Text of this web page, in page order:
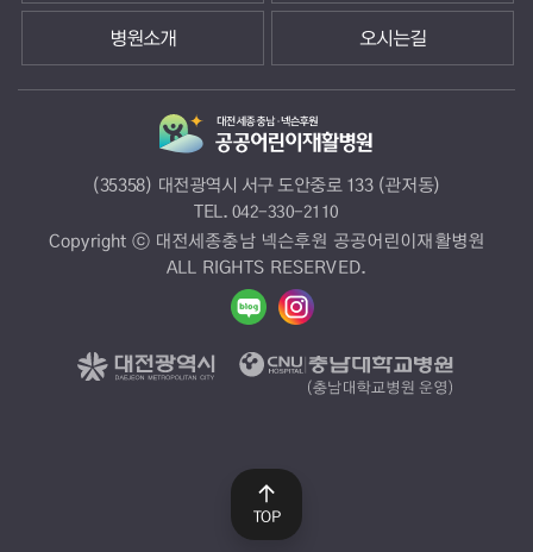
병원소개 오시는길
(35358) 대전광역시 서구 도안중로 133 (관저동)
TEL. 042-330-2110
Copyright ⓒ 대전세종충남 넥슨후원 공공어린이재활병원
ALL RIGHTS RESERVED.
TOP